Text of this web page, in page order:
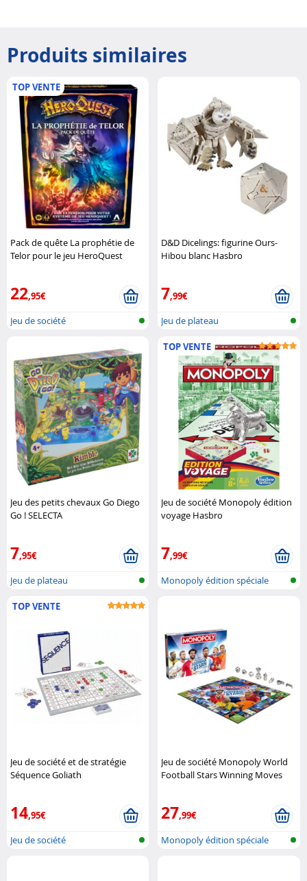
Produits similaires
TOP VENTE
Pack de quête La prophétie de
Telor pour le jeu HeroQuest
22,95€
Jeu de société
D&D Dicelings: figurine Ours-
Hibou blanc Hasbro
7,99€
Jeu de plateau
Jeu des petits chevaux Go Diego
Go ! SELECTA
7,95€
Jeu de plateau
TOP VENTE
Jeu de société Monopoly édition
voyage Hasbro
7,99€
Monopoly édition spéciale
TOP VENTE
Jeu de société et de stratégie
Séquence Goliath
14,95€
Jeu de société
Jeu de société Monopoly World
Football Stars Winning Moves
27,99€
Monopoly édition spéciale